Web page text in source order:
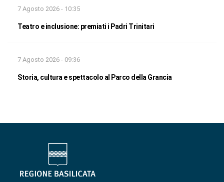
7 Agosto 2026 - 10:35
Teatro e inclusione: premiati i Padri Trinitari
7 Agosto 2026 - 09:36
Storia, cultura e spettacolo al Parco della Grancia